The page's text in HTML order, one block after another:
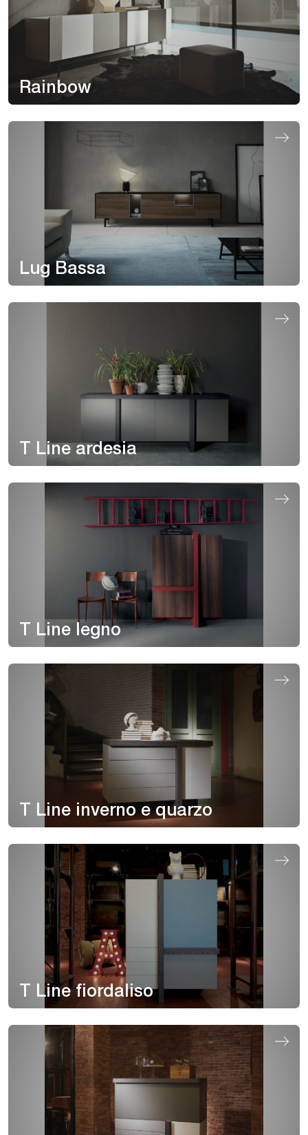
Rainbow
Lug Bassa
T Line ardesia
T Line legno
T Line inverno e quarzo
T Line fiordaliso